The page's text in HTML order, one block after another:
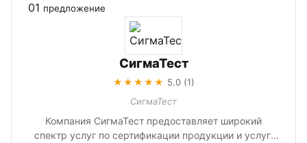
01 предложение
СигмаТест
★★★★★ 5.0 (1)
СигмаТест
Компания СигмаТест предоставляет широкий
спектр услуг по сертификации продукции и услуг.